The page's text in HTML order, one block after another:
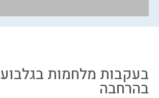
בעקבות מלחמות בגלבוע -
בהרחבה